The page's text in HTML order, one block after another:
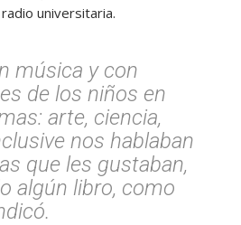
universitaria.
música y con
de los niños en
arte, ciencia,
nos hablaban
que les gustaban,
algún libro, como